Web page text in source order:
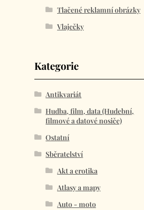
Tlačené reklamní obrázky
Vlaječky
Kategorie
Antikvariát
Hudba, film, data (Hudební,
filmové a datové nosiče)
Ostatní
Sběratelství
Akt a erotika
Atlasy a mapy
Auto - moto